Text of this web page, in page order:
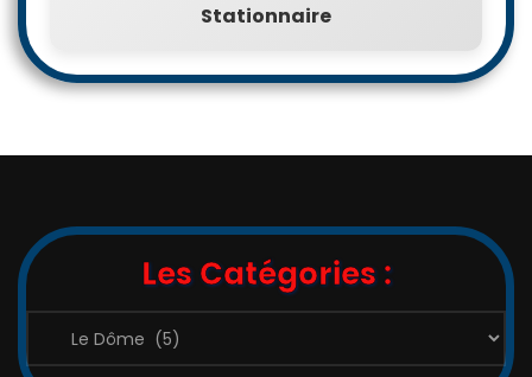
Stationnaire
Les Catégories :
Catégories